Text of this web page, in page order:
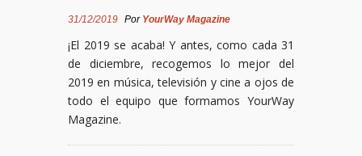
31/12/2019 Por YourWay Magazine
¡El 2019 se acaba! Y antes, como cada 31
de diciembre, recogemos lo mejor del
2019 en música, televisión y cine a ojos de
todo el equipo que formamos YourWay
Magazine.